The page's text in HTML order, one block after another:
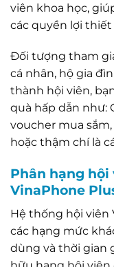
viên khoa học,
các quyền lợi
Đối tượng tham
cá nhân, hộ gia
thành hội viên,
quà hấp dẫn như:
voucher mua
hoặc thậm chí là
Phân hạng hội
VinaPhone
Hệ thống hội viên
các hạng mức
dùng và thời gian